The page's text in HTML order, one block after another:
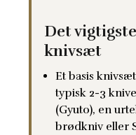
Det
knivsæt
Et basis
typisk 2-3
(Gyuto), en
brødkniv eller